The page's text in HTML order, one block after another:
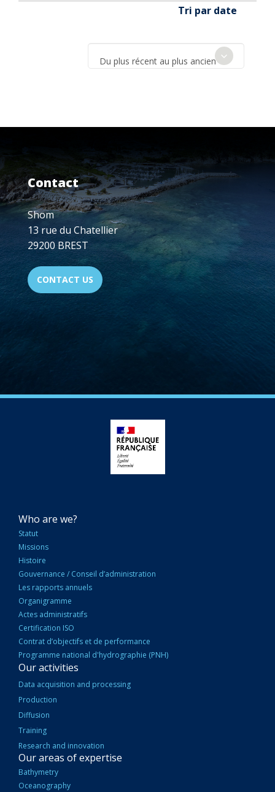
Tri par date
Du plus récent au plus ancien
Contact
Shom
13 rue du Chatellier
29200 BREST
CONTACT US
NAVIGATION
PRINCIPALE
Who are we?
Statut
Missions
Histoire
Gouvernance / Conseil d’administration
Les rapports annuels
Organigramme
Actes administratifs
Certification ISO
Contrat d’objectifs et de performance
Programme national d'hydrographie (PNH)
Our activities
Data acquisition and processing
Production
Diffusion
Training
Research and innovation
Our areas of expertise
Bathymetry
Oceanography